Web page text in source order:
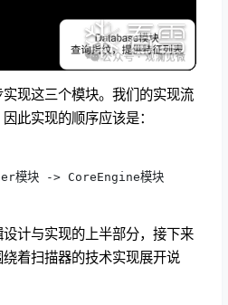
现这三个模块。我们的实现流
此实现的顺序应该是：
模块 -> CoreEngine模块
计与实现的上半部分，接下来
着扫描器的技术实现展开说